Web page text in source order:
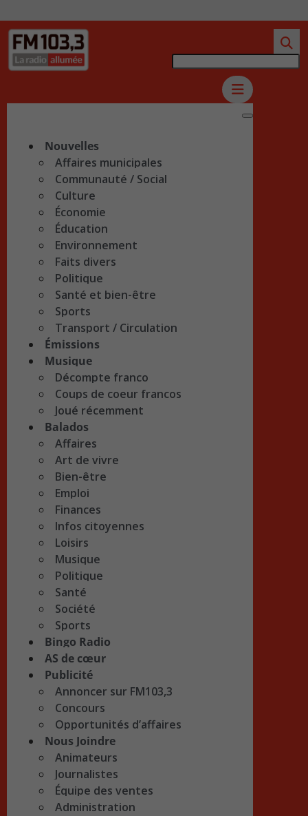
Nouvelles
Affaires municipales
Communauté / Social
Culture
Économie
Éducation
Environnement
Faits divers
Politique
Santé et bien-être
Sports
Transport / Circulation
Émissions
Musique
Décompte franco
Coups de coeur francos
Joué récemment
Balados
Affaires
Art de vivre
Bien-être
Emploi
Finances
Infos citoyennes
Loisirs
Musique
Politique
Santé
Société
Sports
Bingo Radio
AS de cœur
Publicité
Annoncer sur FM103,3
Concours
Opportunités d’affaires
Nous Joindre
Animateurs
Journalistes
Équipe des ventes
Administration